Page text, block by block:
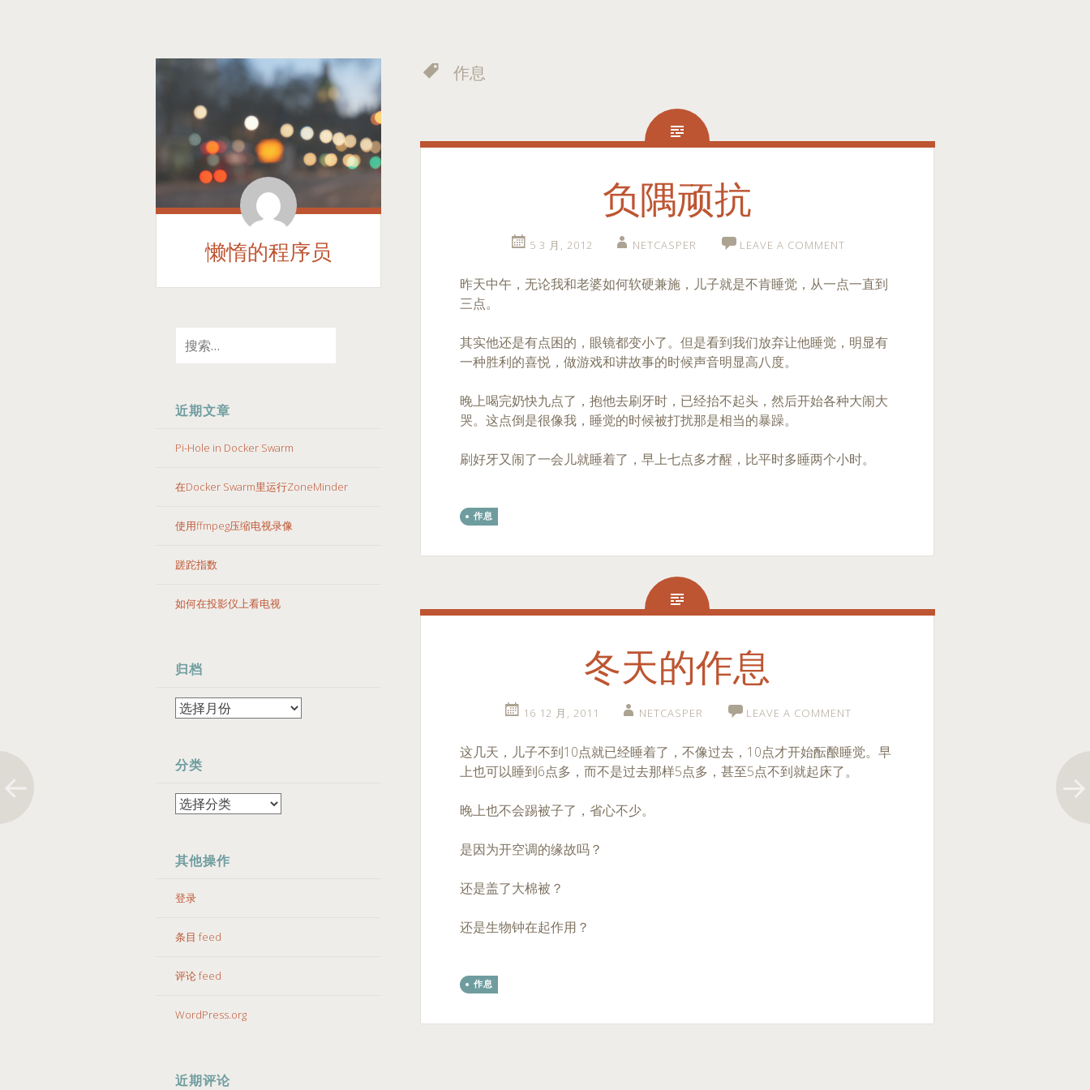
懒惰的程序员
TO
近期文章
Pi-Hole in Docker Swarm
在Docker Swarm里运行ZoneMinder
使用ffmpeg压缩电视录像
蹉跎指数
如何在投影仪上看电视
归档
分类
其他操作
登录
条目 feed
评论 feed
WordPress.org
近期评论
作息
负隅顽抗
5 3 月, 2012 NETCASPER LEAVE A COMMENT
昨天中午，无论我和老婆如何软硬兼施，儿子就是不肯睡觉，从一点一直到
三点。
其实他还是有点困的，眼镜都变小了。但是看到我们放弃让他睡觉，明显有
一种胜利的喜悦，做游戏和讲故事的时候声音明显高八度。
晚上喝完奶快九点了，抱他去刷牙时，已经抬不起头，然后开始各种大闹大
哭。这点倒是很像我，睡觉的时候被打扰那是相当的暴躁。
刷好牙又闹了一会儿就睡着了，早上七点多才醒，比平时多睡两个小时。
作息
冬天的作息
16 12 月, 2011 NETCASPER LEAVE A COMMENT
这几天，儿子不到10点就已经睡着了，不像过去，10点才开始酝酿睡觉。早
上也可以睡到6点多，而不是过去那样5点多，甚至5点不到就起床了。
晚上也不会踢被子了，省心不少。
是因为开空调的缘故吗？
还是盖了大棉被？
还是生物钟在起作用？
作息